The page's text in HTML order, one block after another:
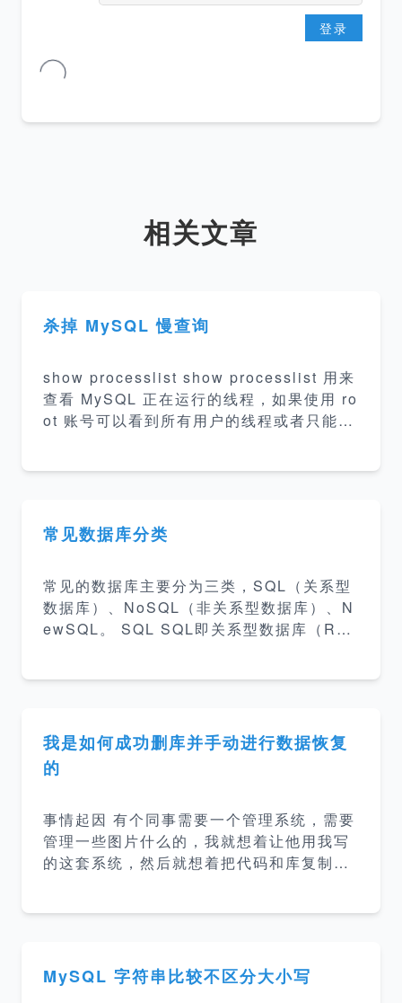
登录
相关文章
杀掉 MySQL 慢查询
show processlist show processlist 用来
查看 MySQL 正在运行的线程，如果使用 ro
ot 账号可以看到所有用户的线程或者只能看
+------+---------+------+----------+-----------
-------+ | Id | User | Host | db | Comman
常见数据库分类
常见的数据库主要分为三类，SQL（关系型
数据库）、NoSQL（非关系型数据库）、N
ewSQL。 SQL SQL即关系型数据库（RD
全部建立在一个或多个关系表格上，通过对
这些关联的表格分组、合并、连接、选取等
运算来实现数据库的管理。 常见的关系型数
server PostgreSQL SQLLite MariaDB
关系型数据库特点 事务性
我是如何成功删库并手动进行数据恢复
的
事情起因 有个同事需要一个管理系统，需要
管理一些图片什么的，我就想着让他用我写
的这套系统，然后就想着把代码和库复制一
份，nginx 配置复制并修改一份。 第二步：
删库 登陆数据库 新建库、切到新建库 删
MySQL 字符串比较不区分大小写